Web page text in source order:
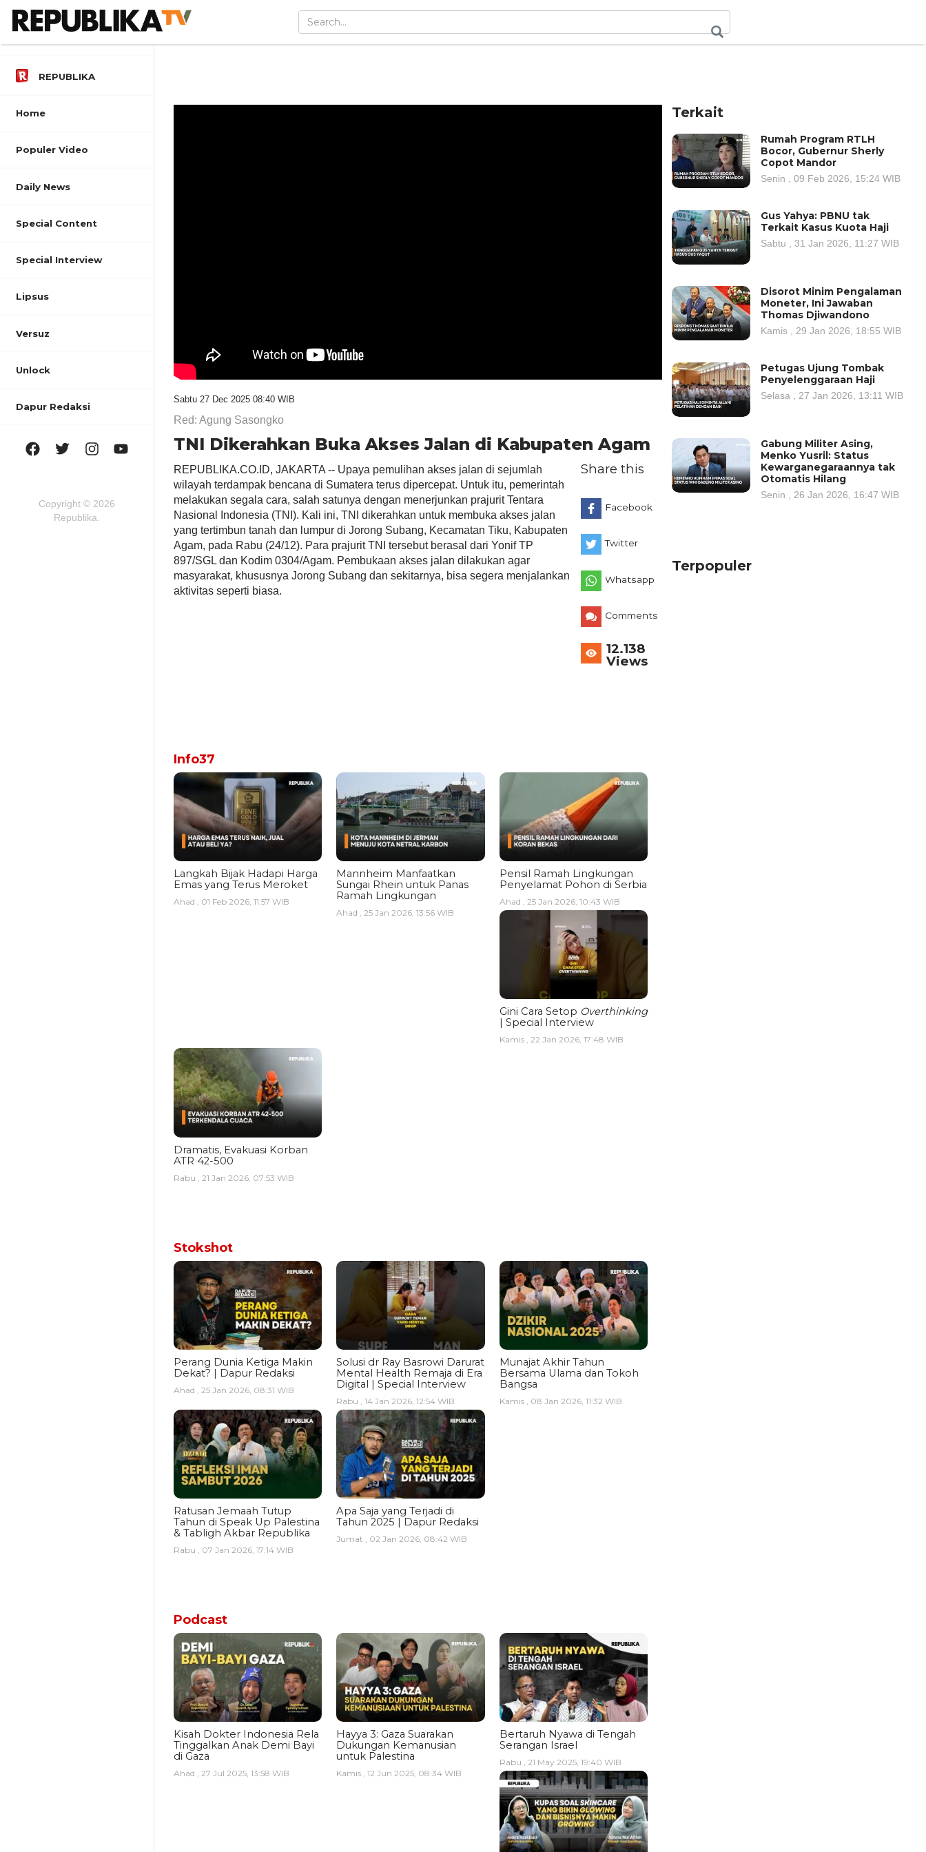
REPUBLIKA
Home
Populer Video
Daily News
Special Content
Special Interview
Lipsus
Versuz
Unlock
Dapur Redaksi
Copyright © 2026
Republika.
Sabtu 27 Dec 2025 08:40 WIB
Red: Agung Sasongko
TNI Dikerahkan Buka Akses Jalan di Kabupaten Agam
REPUBLIKA.CO.ID, JAKARTA -- Upaya pemulihan akses jalan di sejumlah
wilayah terdampak bencana di Sumatera terus dipercepat. Untuk itu, pemerintah
melakukan segala cara, salah satunya dengan menerjunkan prajurit Tentara
Nasional Indonesia (TNI). Kali ini, TNI dikerahkan untuk membuka akses jalan
yang tertimbun tanah dan lumpur di Jorong Subang, Kecamatan Tiku, Kabupaten
Agam, pada Rabu (24/12). Para prajurit TNI tersebut berasal dari Yonif TP
897/SGL dan Kodim 0304/Agam. Pembukaan akses jalan dilakukan agar
masyarakat, khususnya Jorong Subang dan sekitarnya, bisa segera menjalankan
aktivitas seperti biasa.
Share this
Facebook
Twitter
Whatsapp
Comments
12.138
Views
Info37
Langkah Bijak Hadapi Harga
Emas yang Terus Meroket
Ahad , 01 Feb 2026, 11:57 WIB
Mannheim Manfaatkan
Sungai Rhein untuk Panas
Ramah Lingkungan
Ahad , 25 Jan 2026, 13:56 WIB
Pensil Ramah Lingkungan
Penyelamat Pohon di Serbia
Ahad , 25 Jan 2026, 10:43 WIB
Gini Cara Setop Overthinking
| Special Interview
Kamis , 22 Jan 2026, 17:48 WIB
Dramatis, Evakuasi Korban
ATR 42-500
Rabu , 21 Jan 2026, 07:53 WIB
Stokshot
Perang Dunia Ketiga Makin
Dekat? | Dapur Redaksi
Ahad , 25 Jan 2026, 08:31 WIB
Solusi dr Ray Basrowi Darurat
Mental Health Remaja di Era
Digital | Special Interview
Rabu , 14 Jan 2026, 12:54 WIB
Munajat Akhir Tahun
Bersama Ulama dan Tokoh
Bangsa
Kamis , 08 Jan 2026, 11:32 WIB
Ratusan Jemaah Tutup
Tahun di Speak Up Palestina
& Tabligh Akbar Republika
Rabu , 07 Jan 2026, 17:14 WIB
Apa Saja yang Terjadi di
Tahun 2025 | Dapur Redaksi
Jumat , 02 Jan 2026, 08:42 WIB
Podcast
Kisah Dokter Indonesia Rela
Tinggalkan Anak Demi Bayi
di Gaza
Ahad , 27 Jul 2025, 13:58 WIB
Hayya 3: Gaza Suarakan
Dukungan Kemanusian
untuk Palestina
Kamis , 12 Jun 2025, 08:34 WIB
Bertaruh Nyawa di Tengah
Serangan Israel
Rabu , 21 May 2025, 19:40 WIB
Terkait
Rumah Program RTLH
Bocor, Gubernur Sherly
Copot Mandor
Senin , 09 Feb 2026, 15:24 WIB
Gus Yahya: PBNU tak
Terkait Kasus Kuota Haji
Sabtu , 31 Jan 2026, 11:27 WIB
Disorot Minim Pengalaman
Moneter, Ini Jawaban
Thomas Djiwandono
Kamis , 29 Jan 2026, 18:55 WIB
Petugas Ujung Tombak
Penyelenggaraan Haji
Selasa , 27 Jan 2026, 13:11 WIB
Gabung Militer Asing,
Menko Yusril: Status
Kewarganegaraannya tak
Otomatis Hilang
Senin , 26 Jan 2026, 16:47 WIB
Terpopuler